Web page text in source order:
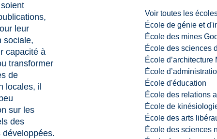
Voir toutes les
École de génie et
École des mines
École des sciences
École d’architecture
École
École d'éducation
École des relations
École de
École des arts
École des sciences
leur
sociale,
capacité à
transformer
de
locales, il
sur les
des